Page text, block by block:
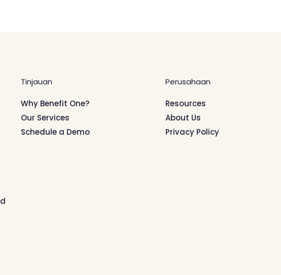
Tinjauan
Why Benefit One?
Our Services
Schedule a Demo
Perusahaan
Resources
About Us
Privacy Policy